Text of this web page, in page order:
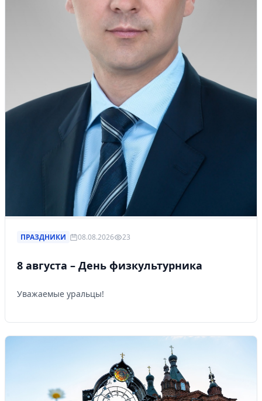
ПРАЗДНИКИ 08.08.2026 23
8 августа – День физкультурника
Уважаемые уральцы!